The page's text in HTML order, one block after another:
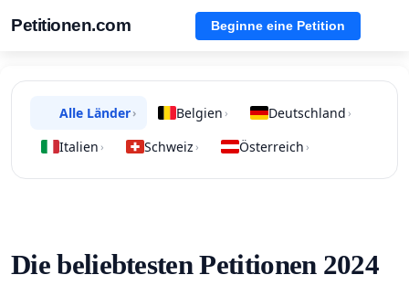
Petitionen.com Beginne eine Petition
Alle Länder› Belgien › Deutschland ›
Italien › Schweiz › Österreich ›
Die beliebtesten Petitionen 2024